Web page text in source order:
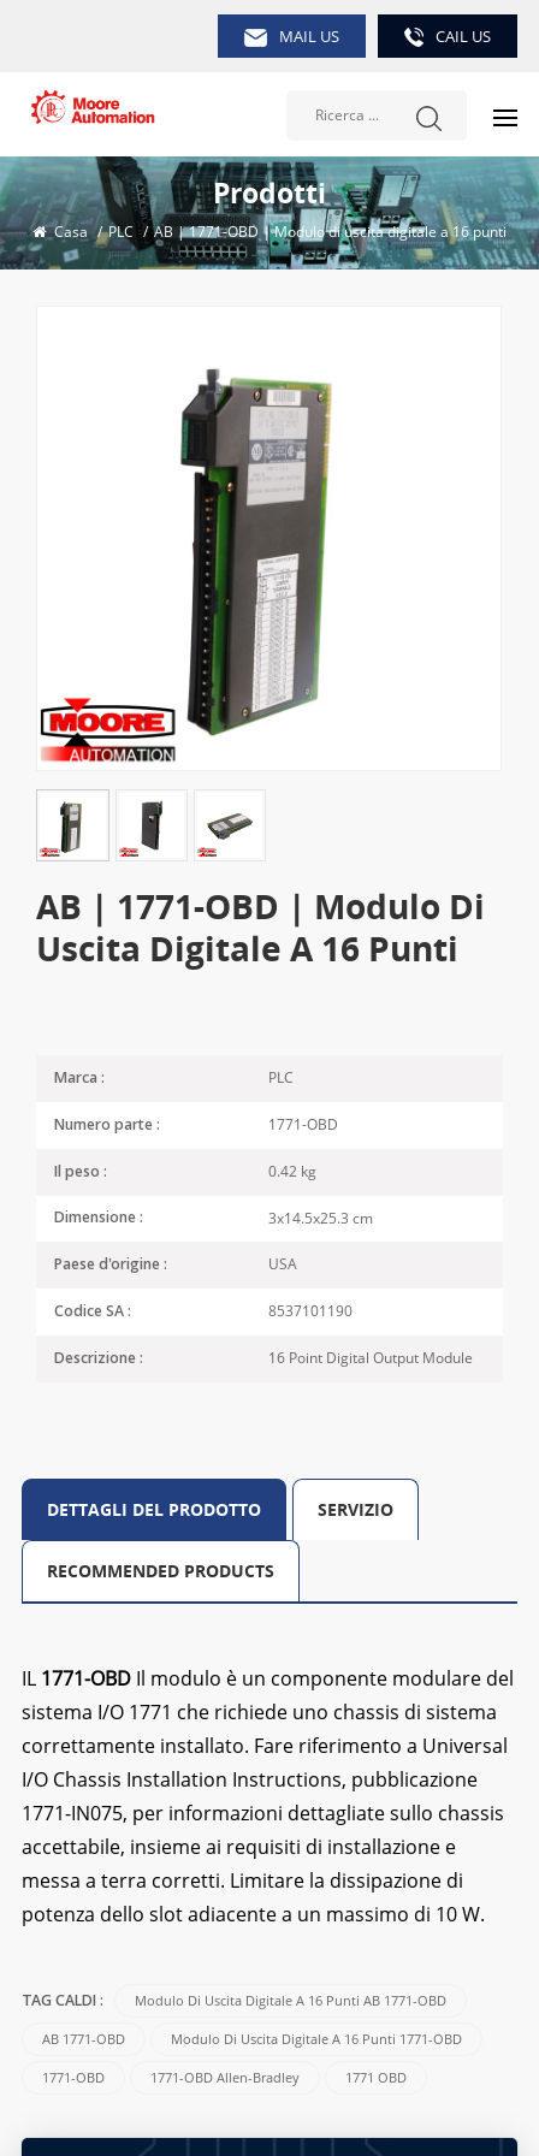
MAIL US CAIL US
Prodotti
Casa / PLC / AB | 1771-OBD | Modulo di uscita digitale a 16 punti
AB | 1771-OBD | Modulo Di
Uscita Digitale A 16 Punti
Marca : PLC
Numero parte : 1771-OBD
Il peso : 0.42 kg
Dimensione : 3x14.5x25.3 cm
Paese d'origine : USA
Codice SA : 8537101190
Descrizione : 16 Point Digital Output Module
DETTAGLI DEL PRODOTTO SERVIZIO
RECOMMENDED PRODUCTS
IL 1771-OBDIl modulo è un componente modulare del
sistema I/O 1771 che richiede uno chassis di sistema
correttamente installato. Fare riferimento a Universal
I/O Chassis Installation Instructions, pubblicazione
1771-IN075, per informazioni dettagliate sullo chassis
accettabile, insieme ai requisiti di installazione e
messa a terra corretti. Limitare la dissipazione di
potenza dello slot adiacente a un massimo di 10 W.
TAG CALDI : Modulo Di Uscita Digitale A 16 Punti AB 1771-OBD
AB 1771-OBD Modulo Di Uscita Digitale A 16 Punti 1771-OBD
1771-OBD 1771-OBD Allen-Bradley 1771 OBD